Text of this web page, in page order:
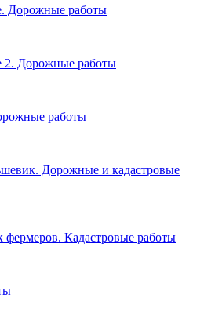
Дорожные работы
2. Дорожные работы
работы
Дорожные и кадастровые
фермеров. Кадастровые работы